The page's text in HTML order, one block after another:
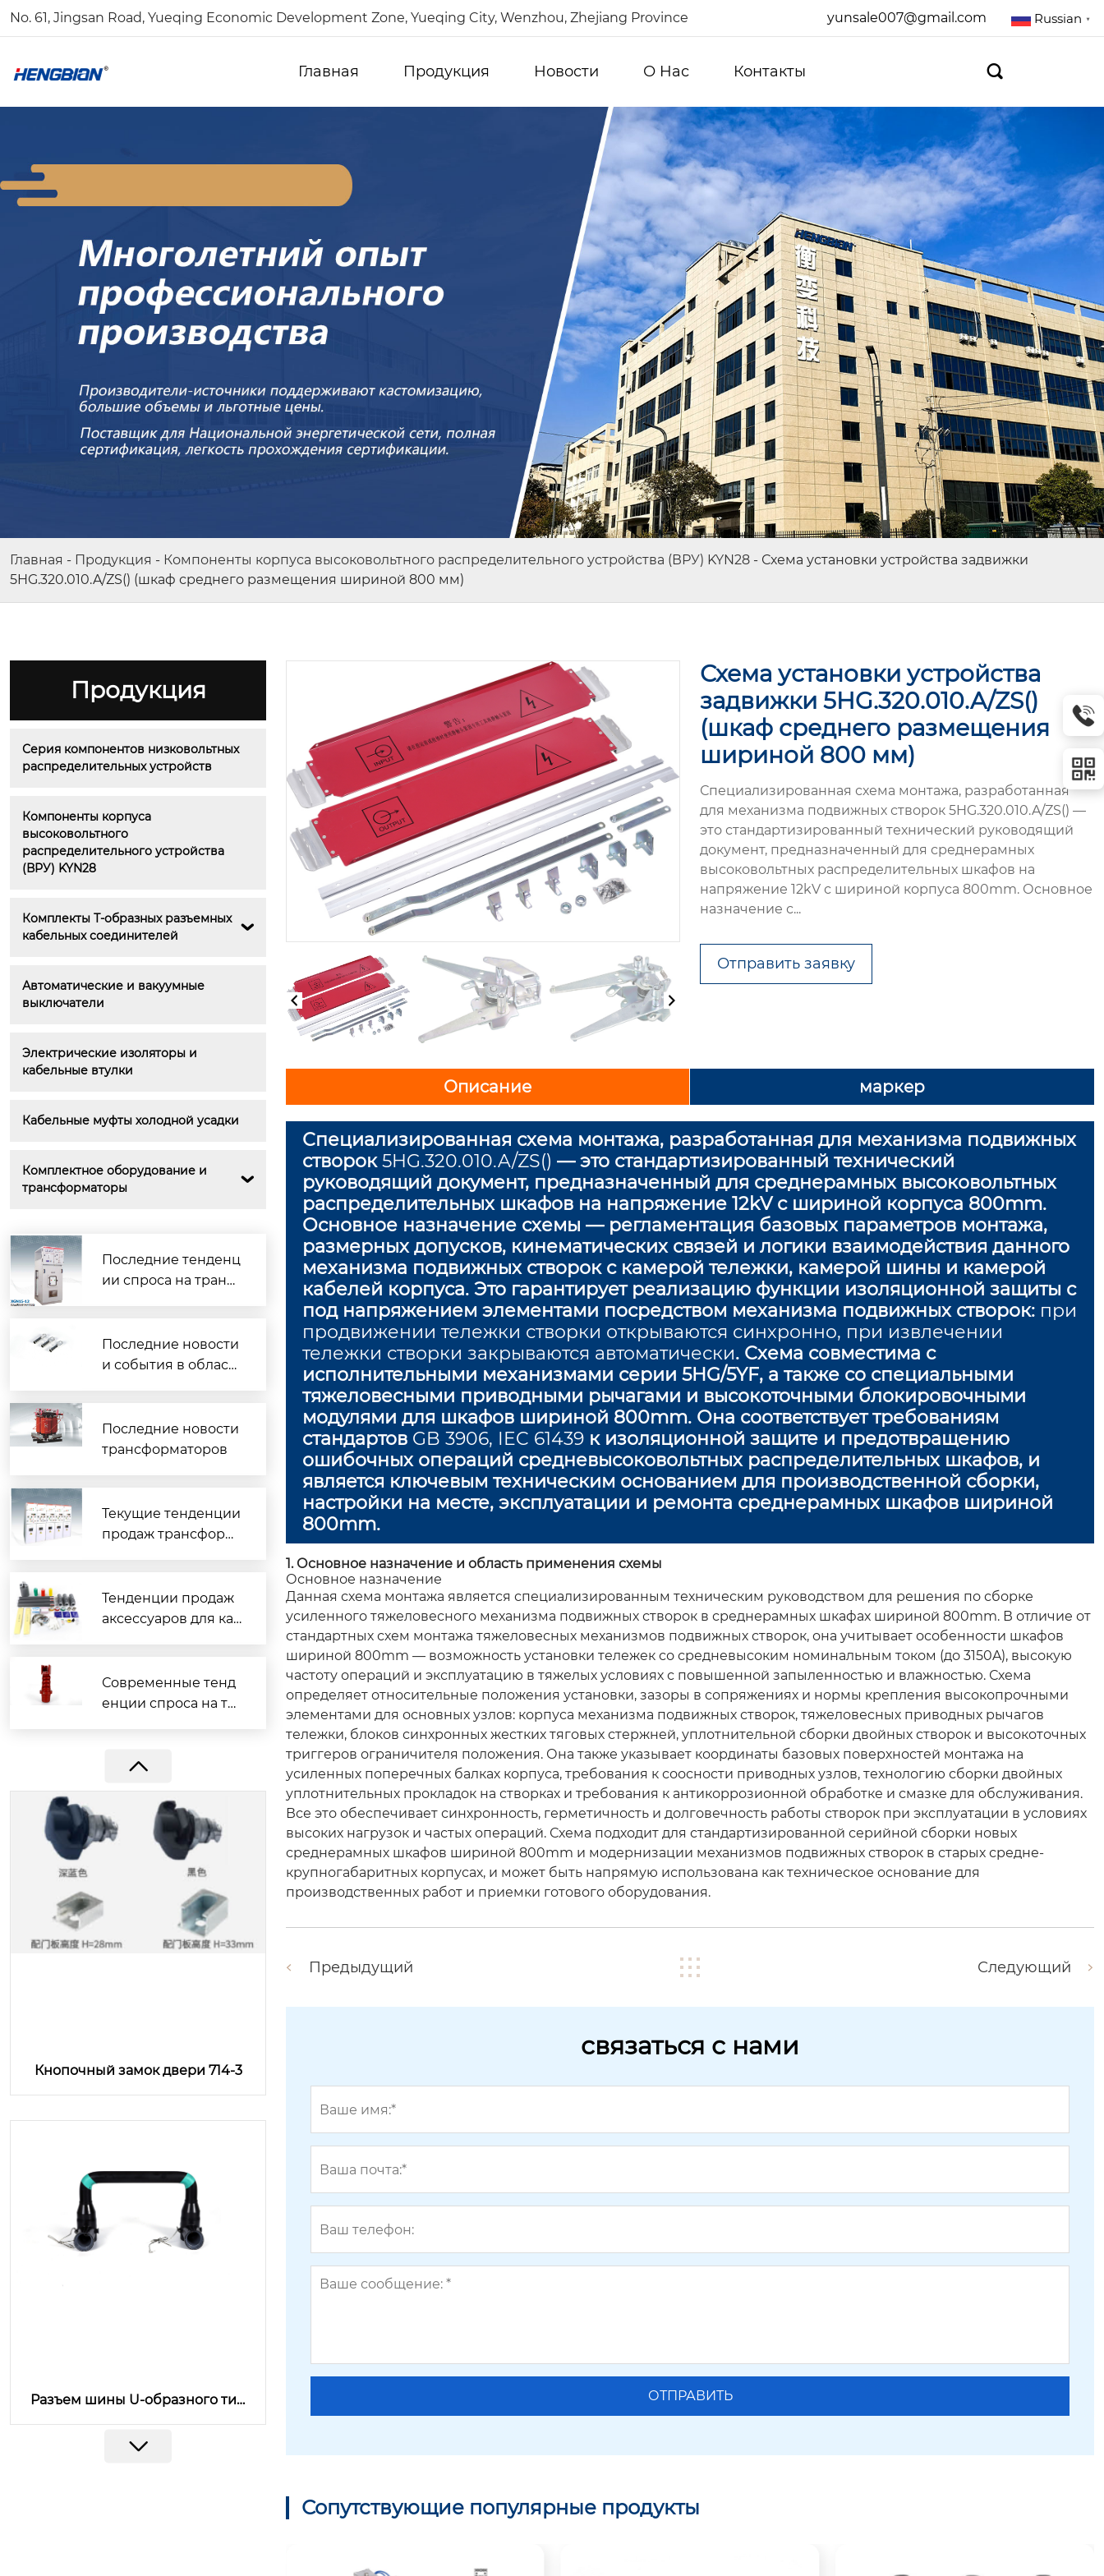
No. 61, Jingsan Road, Yueqing Economic Development Zone, Yueqing City, Wenzhou, Zhejiang Province yunsale007@gmail.com Russian ▼
Главная Продукция Новости О Hас Контакты 
Главная - Продукция - Компоненты корпуса высоковольтного распределительного устройства (ВРУ) KYN28 - Схема установки устройства задвижки
5HG.320.010.A/ZS() (шкаф среднего размещения шириной 800 мм)
Продукция
Серия компонентов низковольтных
распределительных устройств
Компоненты корпуса
высоковольтного
распределительного устройства
(ВРУ) KYN28
Комплекты Т-образных разъемных
кабельных соединителей

Автоматические и вакуумные
выключатели
Электрические изоляторы и
кабельные втулки
Кабельные муфты холодной усадки
Комплектное оборудование и
трансформаторы

Последние тенденц
ии спроса на транс
Последние новости
и события в област
Последние новости
трансформаторов
Текущие тенденции
продаж трансформ
Тенденции продаж
аксессуаров для ка
Современные тенд
енции спроса на тр
Коробка контактов для компон
овочного шкафа CH3-10Q/270(23
Петля бокового монтажа
Кнопочный замок двери 714-3
Разъем шины U-образного тип
Схема установки устройства
задвижки 5HG.320.010.A/ZS()
(шкаф среднего размещения
шириной 800 мм)
Специализированная схема монтажа, разработанная
для механизма подвижных створок 5HG.320.010.A/ZS() —
это стандартизированный технический руководящий
документ, предназначенный для среднерамных
высоковольтных распределительных шкафов на
напряжение 12kV с шириной корпуса 800mm. Основное
назначение с...
Отправить заявку
Описание маркер
Специализированная схема монтажа, разработанная для механизма подвижных
створок5HG.320.010.A/ZS() — это стандартизированный технический
руководящий документ, предназначенный для среднерамных высоковольтных
распределительных шкафов на напряжение 12kV с шириной корпуса 800mm.
Основное назначение схемы — регламентация базовых параметров монтажа,
размерных допусков, кинематических связей и логики взаимодействия данного
механизма подвижных створок с камерой тележки, камерой шины и камерой
кабелей корпуса. Это гарантирует реализацию функции изоляционной защиты с
под напряжением элементами посредством механизма подвижных створок: при
продвижении тележки створки открываются синхронно, при извлечении
тележки створки закрываются автоматически. Схема совместима с
исполнительными механизмами серии 5HG/5YF, а также со специальными
тяжеловесными приводными рычагами и высокоточными блокировочными
модулями для шкафов шириной 800mm. Она соответствует требованиям
стандартов GB 3906, IEC 61439 к изоляционной защите и предотвращению
ошибочных операций средневысоковольтных распределительных шкафов, и
является ключевым техническим основанием для производственной сборки,
настройки на месте, эксплуатации и ремонта среднерамных шкафов шириной
800mm.
1. Основное назначение и область применения схемы
Основное назначение
Данная схема монтажа является специализированным техническим руководством для решения по сборке
усиленного тяжеловесного механизма подвижных створок в среднерамных шкафах шириной 800mm. В отличие от
стандартных схем монтажа тяжеловесных механизмов подвижных створок, она учитывает особенности шкафов
шириной 800mm — возможность установки тележек со средневысоким номинальным током (до 3150A), высокую
частоту операций и эксплуатацию в тяжелых условиях с повышенной запыленностью и влажностью. Схема
определяет относительные положения установки, зазоры в сопряжениях и нормы крепления высокопрочными
элементами для основных узлов: корпуса механизма подвижных створок, тяжеловесных приводных рычагов
тележки, блоков синхронных жестких тяговых стержней, уплотнительной сборки двойных створок и высокоточных
триггеров ограничителя положения. Она также указывает координаты базовых поверхностей монтажа на
усиленных поперечных балках корпуса, требования к соосности приводных узлов, технологию сборки двойных
уплотнительных прокладок на створках и требования к антикоррозионной обработке и смазке для обслуживания.
Все это обеспечивает синхронность, герметичность и долговечность работы створок при эксплуатации в условиях
высоких нагрузок и частых операций. Схема подходит для стандартизированной серийной сборки новых
среднерамных шкафов шириной 800mm и модернизации механизмов подвижных створок в старых средне-
крупногабаритных корпусах, и может быть напрямую использована как техническое основание для
производственных работ и приемки готового оборудования.
Предыдущий Следующий
связаться с нами
Сопутствующие популярные продукты